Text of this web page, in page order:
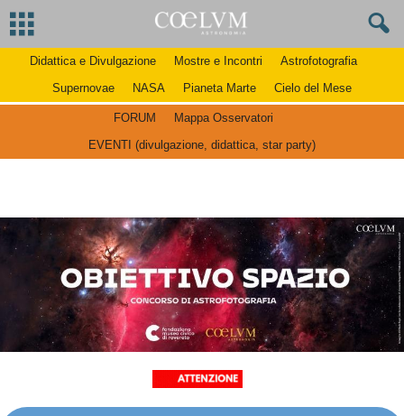
Didattica e Divulgazione Mostre e Incontri
Astrofotografia
Supernovae
NASA Pianeta Marte Cielo del Mese
FORUM
Mappa Osservatori
EVENTI (divulgazione, didattica, star party)